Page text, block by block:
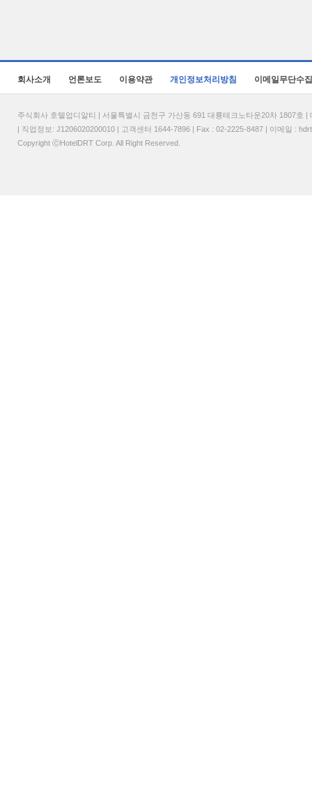
회사소개 언론보도 이용약관 개인정보처리방침 이메일무단수
주식회사 호텔업디알티 | 서울특별시 금천구 가산동 691 대륭테크노타운20차 1807
| 직업정보: J1206020200010 | 고객센터 1644-7896 | Fax : 02-2225-8487 | 이메일 :
Copyright ⓒHotelDRT Corp. All Right Reserved.